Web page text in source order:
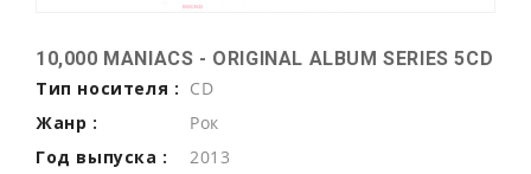
10,000 MANIACS - ORIGINAL ALBUM SERIES 5CD
Тип носителя : CD
Жанр :
Рок
Год выпуска :
2013